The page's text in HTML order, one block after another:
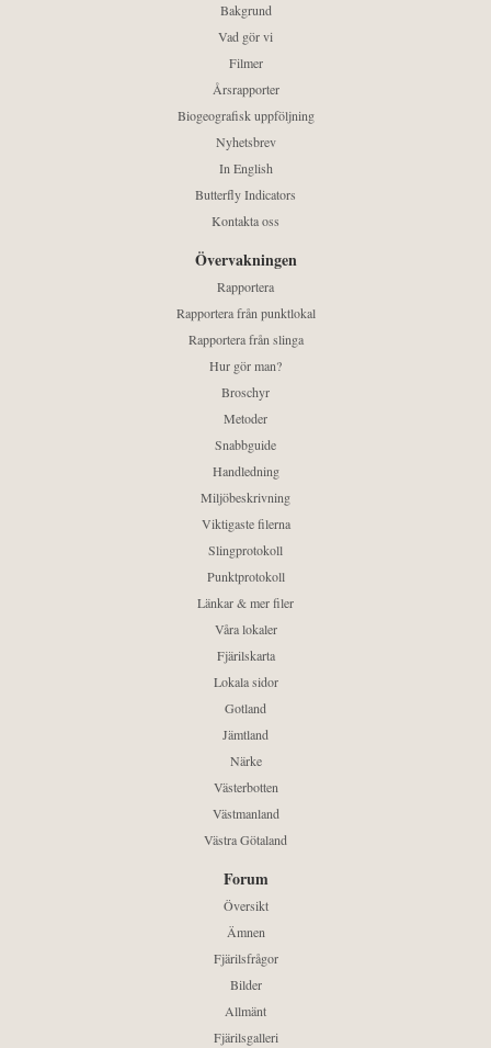
Bakgrund
Vad gör vi
Filmer
Årsrapporter
Biogeografisk uppföljning
Nyhetsbrev
In English
Butterfly Indicators
Kontakta oss
Övervakningen
Rapportera
Rapportera från punktlokal
Rapportera från slinga
Hur gör man?
Broschyr
Metoder
Snabbguide
Handledning
Miljöbeskrivning
Viktigaste filerna
Slingprotokoll
Punktprotokoll
Länkar & mer filer
Våra lokaler
Fjärilskarta
Lokala sidor
Gotland
Jämtland
Närke
Västerbotten
Västmanland
Västra Götaland
Forum
Översikt
Ämnen
Fjärilsfrågor
Bilder
Allmänt
Fjärilsgalleri